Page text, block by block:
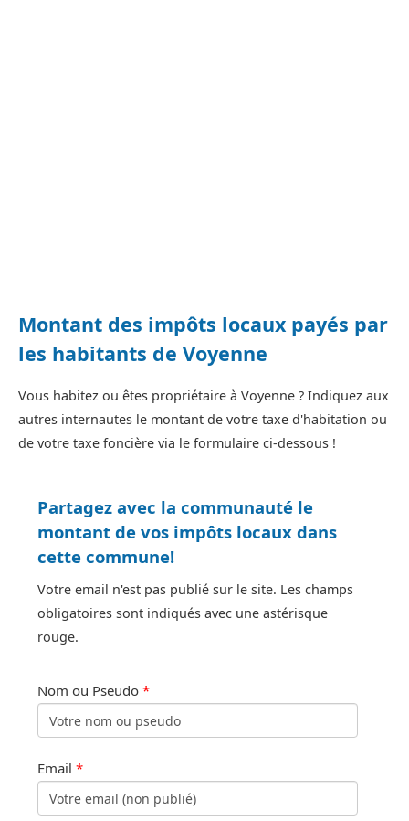
Montant des impôts locaux payés par
les habitants de Voyenne
Vous habitez ou êtes propriétaire à Voyenne ? Indiquez aux
autres internautes le montant de votre taxe d'habitation ou
de votre taxe foncière via le formulaire ci-dessous !
Partagez avec la communauté le
montant de vos impôts locaux dans
cette commune!
Votre email n'est pas publié sur le site. Les champs
obligatoires sont indiqués avec une astérisque
rouge.
Nom ou Pseudo *
Email *